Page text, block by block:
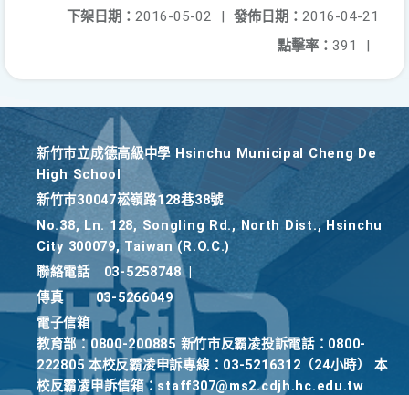
發佈日期： 2016-04-21
下架日期： 2016-05-02
|
點擊率： 391 |
新竹巿立成德高級中學 Hsinchu Municipal Cheng De
High School
新竹巿30047崧嶺路128巷38號
No.38, Ln. 128, Songling Rd., North Dist., Hsinchu
City 300079, Taiwan (R.O.C.)
聯絡電話
03-5258748
傳真
03-5266049
電子信箱
教育部：0800-200885 新竹市反霸凌投訴電話：0800-
222805 本校反霸凌申訴專線：03-5216312（24小時） 本
校反霸凌申訴信箱：staff307@ms2.cdjh.hc.edu.tw